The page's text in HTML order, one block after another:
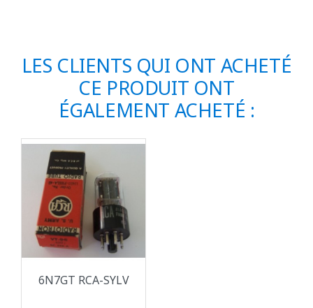
LES CLIENTS QUI ONT ACHETÉ
CE PRODUIT ONT
ÉGALEMENT ACHETÉ :
6N7GT RCA-SYLV